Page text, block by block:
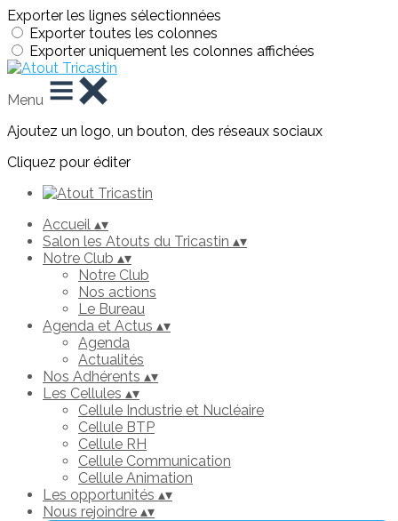
Exporter les lignes sélectionnées
Exporter toutes les colonnes
Exporter uniquement les colonnes affichées
Menu
Ajoutez un logo, un bouton, des réseaux sociaux
Cliquez pour éditer
Accueil ▴▾
Salon les Atouts du Tricastin ▴▾
Notre Club ▴▾
Notre Club
Nos actions
Le Bureau
Agenda et Actus ▴▾
Agenda
Actualités
Nos Adhérents ▴▾
Les Cellules ▴▾
Cellule Industrie et Nucléaire
Cellule BTP
Cellule RH
Cellule Communication
Cellule Animation
Les opportunités ▴▾
Nous rejoindre ▴▾